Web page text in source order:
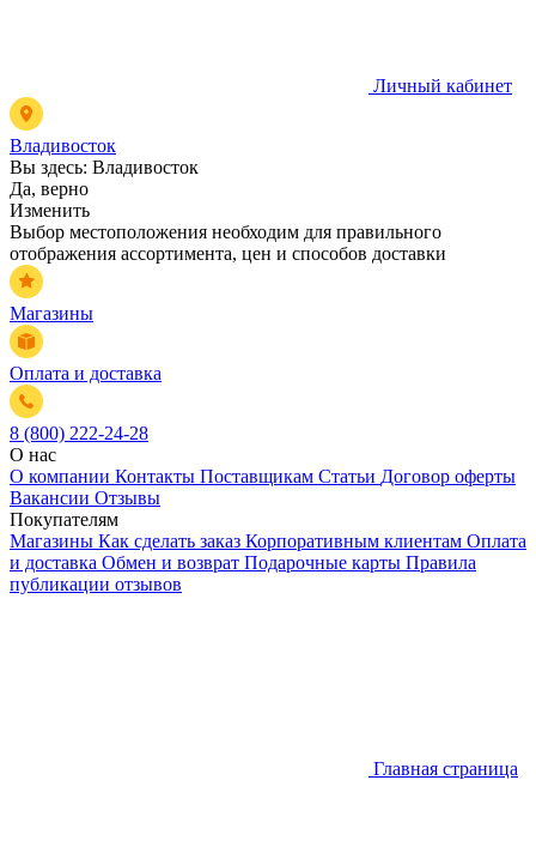
Личный кабинет
Владивосток
Вы здесь: Владивосток
Да, верно
Изменить
Выбор местоположения необходим для правильного
отображения ассортимента, цен и способов доставки
Магазины
Оплата и доставка
8 (800) 222-24-28
О нас
О компании Контакты Поставщикам Статьи Договор оферты
Вакансии Отзывы
Покупателям
Магазины Как сделать заказ Корпоративным клиентам Оплата
и доставка Обмен и возврат Подарочные карты Правила
публикации отзывов
Главная страница